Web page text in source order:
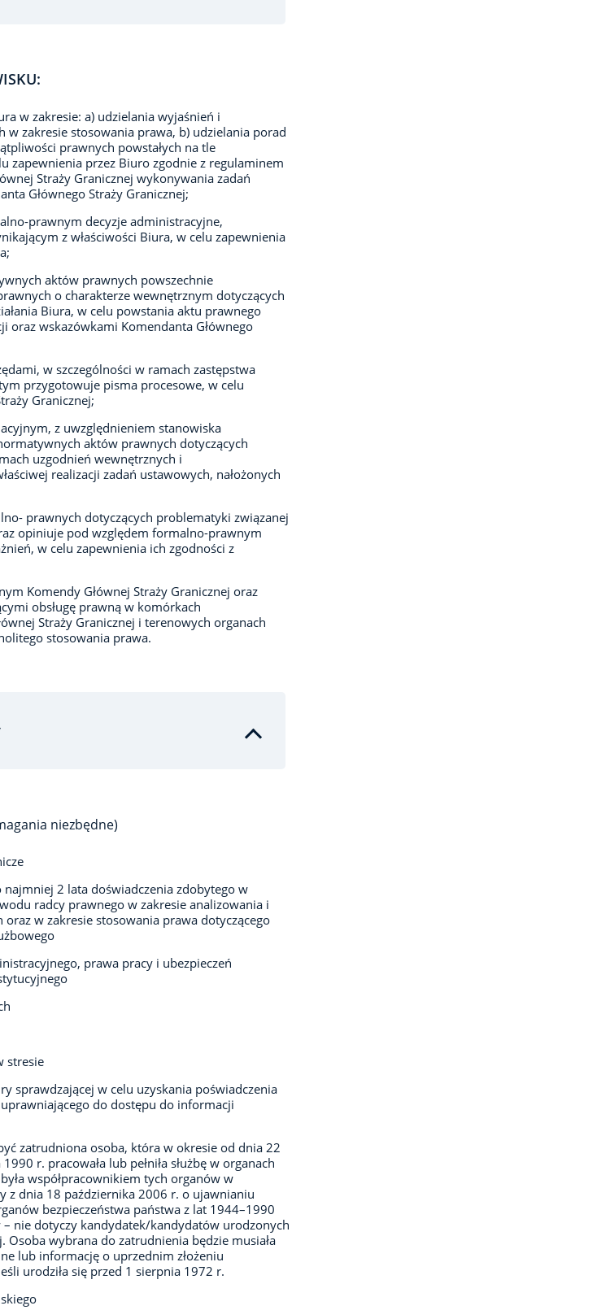
w zakresie: a) udzielania wyjaśnień i
w zakresie stosowania prawa, b) udzielania porad
prawnych powstałych na tle
zapewnienia przez Biuro zgodnie z regulaminem
Straży Granicznej wykonywania zadań
Głównego Straży Granicznej;
prawnym decyzje administracyjne,
z właściwości Biura, w celu zapewnienia
aktów prawnych powszechnie
o charakterze wewnętrznym dotyczących
Biura, w celu powstania aktu prawnego
oraz wskazówkami Komendanta Głównego
w szczególności w ramach zastępstwa
przygotowuje pisma procesowe, w celu
Granicznej;
z uwzględnieniem stanowiska
aktów prawnych dotyczących
uzgodnień wewnętrznych i
realizacji zadań ustawowych, nałożonych
prawnych dotyczących problematyki związanej
opiniuje pod względem formalno-prawnym
w celu zapewnienia ich zgodności z
Komendy Głównej Straży Granicznej oraz
obsługę prawną w komórkach
Straży Granicznej i terenowych organach
stosowania prawa.
niezbędne)
najmniej 2 lata doświadczenia zdobytego w
radcy prawnego w zakresie analizowania i
w zakresie stosowania prawa dotyczącego
prawa pracy i ubezpieczeń
stresie
sprawdzającej w celu uzyskania poświadczenia
do dostępu do informacji
zatrudniona osoba, która w okresie od dnia 22
r. pracowała lub pełniła służbę w organach
współpracownikiem tych organów w
z dnia 18 października 2006 r. o ujawnianiu
bezpieczeństwa państwa z lat 1944–1990
nie dotyczy kandydatek/kandydatów urodzonych
Osoba wybrana do zatrudnienia będzie musiała
lub informację o uprzednim złożeniu
urodziła się przed 1 sierpnia 1972 r.